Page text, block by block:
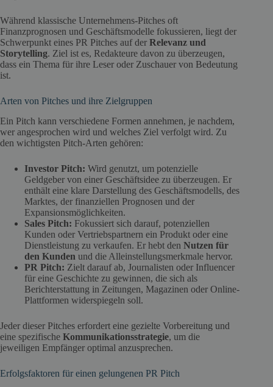
Während klassische Unternehmens-Pitches oft
Finanzprognosen und Geschäftsmodelle fokussieren, liegt der
Schwerpunkt eines PR Pitches auf der Relevanz und
Storytelling. Ziel ist es, Redakteure davon zu überzeugen,
dass ein Thema für ihre Leser oder Zuschauer von Bedeutung
ist.
Arten von Pitches und ihre Zielgruppen
Ein Pitch kann verschiedene Formen annehmen, je nachdem,
wer angesprochen wird und welches Ziel verfolgt wird. Zu
den wichtigsten Pitch-Arten gehören:
Investor Pitch: Wird genutzt, um potenzielle
Geldgeber von einer Geschäftsidee zu überzeugen. Er
enthält eine klare Darstellung des Geschäftsmodells, des
Marktes, der finanziellen Prognosen und der
Expansionsmöglichkeiten.
Sales Pitch: Fokussiert sich darauf, potenziellen
Kunden oder Vertriebspartnern ein Produkt oder eine
Dienstleistung zu verkaufen. Er hebt den Nutzen für
den Kunden und die Alleinstellungsmerkmale hervor.
PR Pitch: Zielt darauf ab, Journalisten oder Influencer
für eine Geschichte zu gewinnen, die sich als
Berichterstattung in Zeitungen, Magazinen oder Online-
Plattformen widerspiegeln soll.
Jeder dieser Pitches erfordert eine gezielte Vorbereitung und
eine spezifische Kommunikationsstrategie, um die
jeweiligen Empfänger optimal anzusprechen.
Erfolgsfaktoren für einen gelungenen PR Pitch